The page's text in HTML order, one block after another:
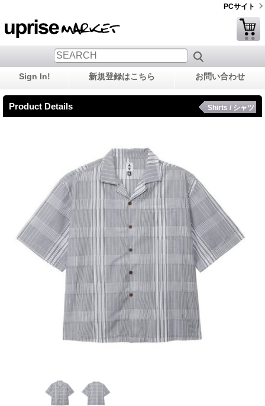
PCサイト
Sign In! 新規登録はこちら お問い合わせ
Product Details Shirts / シャツ